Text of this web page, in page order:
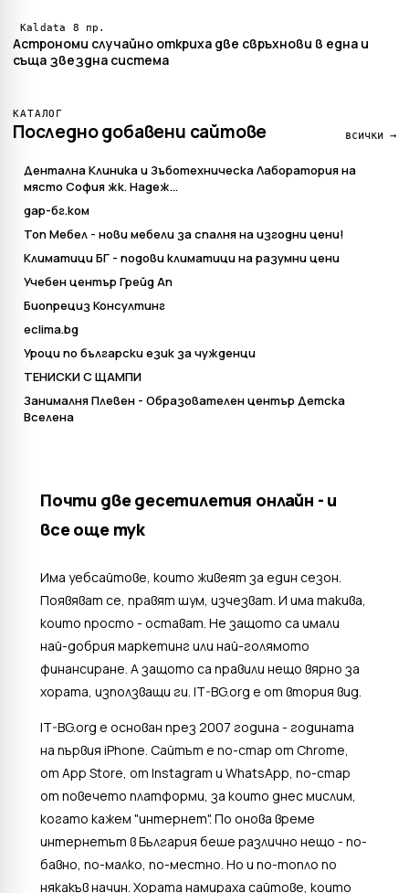
Kaldata 8 пр.
Астрономи случайно откриха две свръхнови в една и
съща звездна система
КАТАЛОГ
Последно добавени сайтове всички →
Дентална Клиника и Зъботехническа Лаборатория на
място София жк. Надеж...
дар-бг.ком
Топ Мебел - нови мебели за спалня на изгодни цени!
Климатици БГ - подови климатици на разумни цени
Учебен център Грейд Ап
Биопрециз Консултинг
eclima.bg
Уроци по български език за чужденци
ТЕНИСКИ С ЩАМПИ
Занималня Плевен - Образователен център Детска
Вселена
Почти две десетилетия онлайн - и
все още тук
Има уебсайтове, които живеят за един сезон.
Появяват се, правят шум, изчезват. И има такива,
които просто - остават. Не защото са имали
най-добрия маркетинг или най-голямото
финансиране. А защото са правили нещо вярно за
хората, използващи ги. IT-BG.org е от втория вид.
IT-BG.org е основан през 2007 година - годината
на първия iPhone. Сайтът е по-стар от Chrome,
от App Store, от Instagram и WhatsApp, по-стар
от повечето платформи, за които днес мислим,
когато кажем "интернет". По онова време
интернетът в България беше различно нещо - по-
бавно, по-малко, по-местно. Но и по-топло по
някакъв начин. Хората намираха сайтове, които